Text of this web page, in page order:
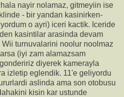
nayir nolamaz, gitmeyiin ise
- bir yandan kasinirken-
o ayri) iceri kactik. Iceride
kasintilar arasinda devam
turnuvalarini noolur noolmaz
(iyi zam alamazsam
diyerek kamerayla
izletip eglendik. 11'e geliyordu
aslinda ama son otobusu
kisin kar ustunde